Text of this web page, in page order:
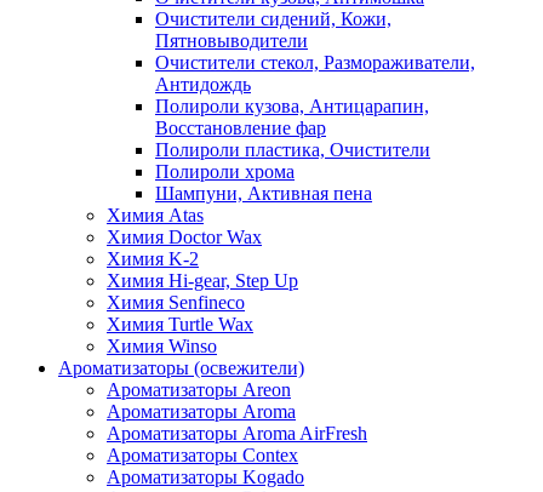
Очистители сидений, Кожи,
Пятновыводители
Очистители стекол, Размораживатели,
Антидождь
Полироли кузова, Антицарапин,
Восстановление фар
Полироли пластика, Очистители
Полироли хрома
Шампуни, Активная пена
Химия Atas
Химия Doctor Wax
Химия K-2
Химия Hi-gear, Step Up
Химия Senfineco
Химия Turtle Wax
Химия Winso
Ароматизаторы (освежители)
Ароматизаторы Areon
Ароматизаторы Aroma
Ароматизаторы Aroma AirFresh
Ароматизаторы Contex
Ароматизаторы Kogado